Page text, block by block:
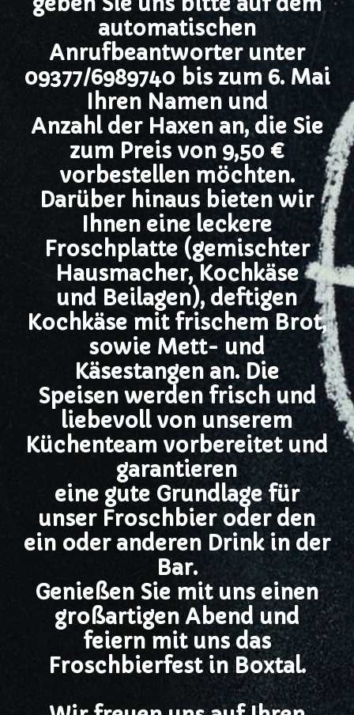
automatischen
Anrufbeantworter unter
09377/6989740 bis zum 6. Mai
Ihren Namen und
Anzahl der Haxen an, die Sie
zum Preis von 9,50 €
vorbestellen möchten.
Darüber hinaus bieten wir
Ihnen eine leckere
Froschplatte (gemischter
Hausmacher, Kochkäse
und Beilagen), deftigen
Kochkäse mit frischem Brot,
sowie Mett- und
Käsestangen an. Die
Speisen werden frisch und
liebevoll von unserem
Küchenteam vorbereitet und
garantieren
eine gute Grundlage für
unser Froschbier oder den
ein oder anderen Drink in der
Bar.
Genießen Sie mit uns einen
großartigen Abend und
feiern mit uns das
Froschbierfest in Boxtal.